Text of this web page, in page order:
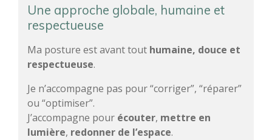
Une approche globale, humaine et
respectueuse
Ma posture est avant tout humaine, douce et
respectueuse.
Je n’accompagne pas pour “corriger”, “réparer”
ou “optimiser”.
J’accompagne pour écouter, mettre en
lumière, redonner de l’espace.